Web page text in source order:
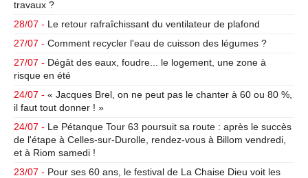
travaux ?
28/07 - Le retour rafraîchissant du ventilateur de plafond
27/07 - Comment recycler l'eau de cuisson des légumes ?
27/07 - Dégât des eaux, foudre... le logement, une zone à
risque en été
24/07 - « Jacques Brel, on ne peut pas le chanter à 60 ou 80 %,
il faut tout donner ! »
24/07 - Le Pétanque Tour 63 poursuit sa route : après le succès
de l'étape à Celles-sur-Durolle, rendez-vous à Billom vendredi,
et à Riom samedi !
23/07 - Pour ses 60 ans, le festival de La Chaise Dieu voit les